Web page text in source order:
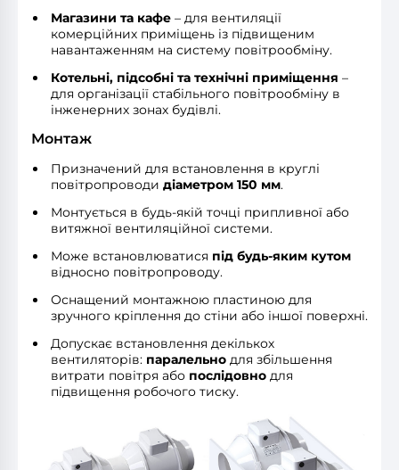
Магазини та кафе – для вентиляції
комерційних приміщень із підвищеним
навантаженням на систему повітрообміну.
Котельні, підсобні та технічні приміщення –
для організації стабільного повітрообміну в
інженерних зонах будівлі.
Монтаж
Призначений для встановлення в круглі
повітропроводи діаметром 150 мм.
Монтується в будь-якій точці припливної або
витяжної вентиляційної системи.
Може встановлюватися під будь-яким кутом
відносно повітропроводу.
Оснащений монтажною пластиною для
зручного кріплення до стіни або іншої поверхні.
Допускає встановлення декількох
вентиляторів: паралельно для збільшення
витрати повітря або послідовно для
підвищення робочого тиску.